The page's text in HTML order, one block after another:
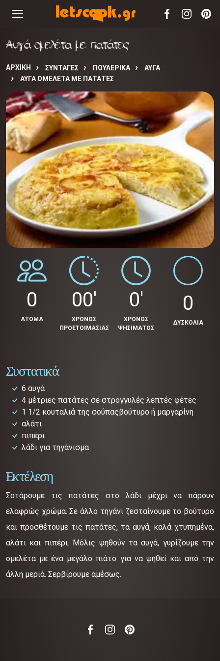
Αυγά ομελέτα με πατάτες
ΑΡΧΙΚΉ ΣΥΝΤΑΓΈΣ ΠΟΥΛΕΡΙΚΑ
ΑΥΓΑ
ΑΥΓΆ ΟΜΕΛΈΤΑ ΜΕ ΠΑΤΆΤΕΣ
0
ΑΤΟΜΑ
00'
ΧΡΟΝΟΣ
ΠΡΟΕΤΟΙΜΑΣΙΑΣ
0'
ΧΡΟΝΟΣ
ΨΗΣΙΜΑΤΟΣ
0
ΔΥΣΚΟΛΙΑ
Συστατικά
6 αυγά
4 μέτριες πατάτες σε στρογγυλές λεπτές φέτες
1 1/2 κουταλιά της σούπαςβούτυρο ή μαργαρίνη
αλάτι
πιπέρι
λάδι για τηγάνισμα
Εκτέλεση
Σοτάρουμε τις πατάτες στο λάδι μέχρι να πάρουν
ελαφρώς χρώμα. Σε άλλο τηγάνι ζεσταίνουμε το βούτυρο
και προσθέτουμε τις πατάτες, τα αυγά, καλά χτυπημένα,
αλάτι και πιπέρι. Μόλις ψηθούν τα αυγά, γυρίζουμε την
ομελέτα με ένα μεγάλο πιάτο για να ψηθεί και από την
άλλη μεριά. Σερβίρουμε αμέσως.